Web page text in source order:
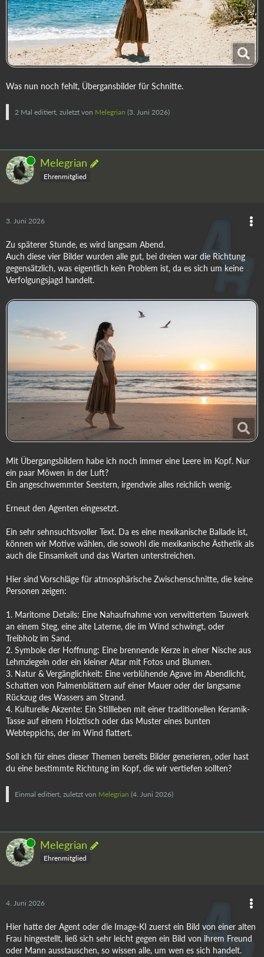
Was nun noch fehlt, Übergansbilder für Schnitte.
2 Mal editiert, zuletzt von Melegrian (3. Juni 2026)
Online Melegrian
Ehrenmitglied
3. Juni 2026
Zu späterer Stunde, es wird langsam Abend.
Auch diese vier Bilder wurden alle gut, bei dreien war die Richtung
gegensätzlich, was eigentlich kein Problem ist, da es sich um keine
Verfolgungsjagd handelt.
Mit Übergangsbildern habe ich noch immer eine Leere im Kopf. Nur
ein paar Möwen in der Luft?
Ein angeschwemmter Seestern, irgendwie alles reichlich wenig.
Erneut den Agenten eingesetzt.
Ein sehr sehnsuchtsvoller Text. Da es eine mexikanische Ballade ist,
können wir Motive wählen, die sowohl die mexikanische Ästhetik als
auch die Einsamkeit und das Warten unterstreichen.
Hier sind Vorschläge für atmosphärische Zwischenschnitte, die keine
Personen zeigen:
1. Maritome Details: Eine Nahaufnahme von verwittertem Tauwerk
an einem Steg, eine alte Laterne, die im Wind schwingt, oder
Treibholz im Sand.
2. Symbole der Hoffnung: Eine brennende Kerze in einer Nische aus
Lehmziegeln oder ein kleiner Altar mit Fotos und Blumen.
3. Natur & Vergänglichkeit: Eine verblühende Agave im Abendlicht,
Schatten von Palmenblättern auf einer Mauer oder der langsame
Rückzug des Wassers am Strand.
4. Kulturelle Akzente: Ein Stillleben mit einer traditionellen Keramik-
Tasse auf einem Holztisch oder das Muster eines bunten
Webteppichs, der im Wind flattert.
Soll ich für eines dieser Themen bereits Bilder generieren, oder hast
du eine bestimmte Richtung im Kopf, die wir vertiefen sollten?
Einmal editiert, zuletzt von Melegrian (4. Juni 2026)
Online Melegrian
Ehrenmitglied
4. Juni 2026
Hier hatte der Agent oder die Image-KI zuerst ein Bild von einer alten
Frau hingestellt, ließ sich sehr leicht gegen ein Bild von ihrem Freund
oder Mann ausstauschen, so wissen alle, um wen es sich handelt.